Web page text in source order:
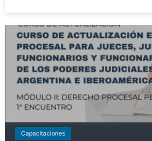
Capacitaciones